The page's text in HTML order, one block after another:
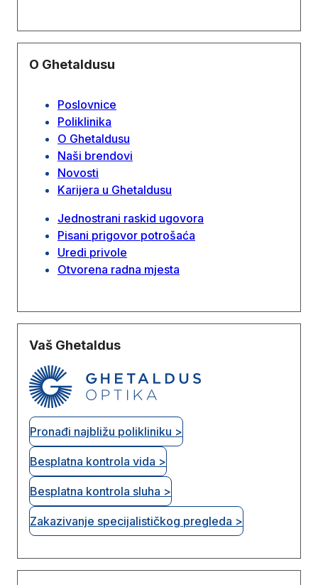
O Ghetaldusu
Poslovnice
Poliklinika
O Ghetaldusu
Naši brendovi
Novosti
Karijera u Ghetaldusu
Jednostrani raskid ugovora
Pisani prigovor potrošaća
Uredi privole
Otvorena radna mjesta
Vaš Ghetaldus
Pronađi najbližu polikliniku >
Besplatna kontrola vida >
Besplatna kontrola sluha >
Zakazivanje specijalističkog pregleda >